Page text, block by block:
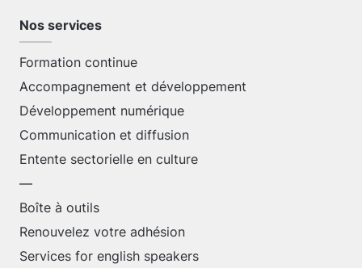
Nos services
Formation continue
Accompagnement et développement
Développement numérique
Communication et diffusion
Entente sectorielle en culture
—
Boîte à outils
Renouvelez votre adhésion
Services for english speakers